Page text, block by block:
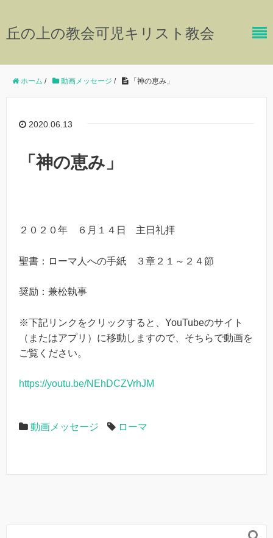
丘の上の教会可児キリスト教会
ホーム / 動画メッセージ / 「神の恵み」
2020.06.13
「神の恵み」
２０２０年 ６月１４日 主日礼拝
聖書：ローマ人への手紙 ３章２１～２４節
奨励：兼松執事
※下記リンクをクリックすると、YouTubeのサイト
（またはアプリ）に移動しますので、そちらで動画を
ご覧ください。
https://youtu.be/NEhDCZVrhJM
動画メッセージ ローマ
